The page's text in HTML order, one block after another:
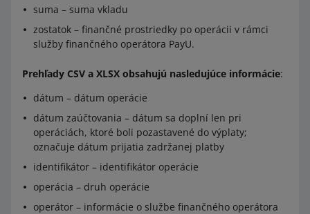
suma – suma vkladu
zostatok – finančné prostriedky po operácii v rámci
služby finančného operátora PayU.
Prehľady CSV a XLSX obsahujú nasledujúce informácie:
dátum – dátum operácie
dátum zaúčtovania – dátum sa doplní len pri
operáciách, ktoré boli pozastavené do výplaty;
označuje dátum prijatia zadržanej platby
identifikátor – identifikátor operácie
operácia – druh operácie
operátor – informácie o službe finančného operátora